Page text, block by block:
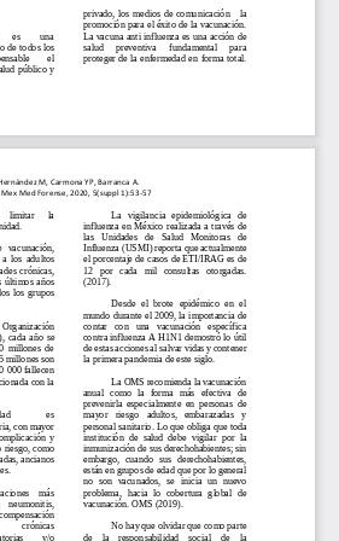
es
una
de todos los
el
lud público y
privado,  los  medios  de  comunicación      la
promoción para el éxito de la vacunación.
La vacuna anti influenza es una acción de
salud
preventiva fundamental
para
proteger de la enfermedad en  forma total.
M, Carmona YP, Barranca A.
Mex Med Forense, 2020, 5(suppl 1):53-57
limitar
la
vacunación,
a  los  adultos
crónicas,
últimos años
los  grupos
Organización
cada  año  se
millones  de
millones son
000 fallecen
con la
es
con mayor
y
riesgo, como
ancianos
más
neumonitis,
crónicas
y/o
La
vigilancia   epidemiológica   de
influenza en México realizada a través de
las   Unidades   de   Salud   Monitoras   de
Influenza (USMI) reporta que actualmente
el porcentaje de casos de ETI/IRAG es de
12   por   cada   mil   consultas   otorgadas.
(2017).
Desde  el  brote  epidémico  en  el
mundo durante el 2009, la importancia de
contar   con   una   vacunación   específica
contra influenza A H1N1 demostró lo útil
de estas acciones al salvar vidas y contener
la primera pandemia de este siglo.
La OMS recomienda la vacunación
anual   como   la   forma   más   efectiva   de
prevenirla  especialmente  en  personas  de
mayor   riesgo   adultos,   embarazadas   y
personal sanitario. Lo que obliga que toda
institución  de  salud  debe  vigilar  por  la
inmunización de sus derechohabientes; sin
embargo,  cuando  sus  derechohabientes,
están en grupos de edad que por lo general
no  son  vacunados,  se  inicia  un  nuevo
problema,  hacia  lo  cobertura  global  de
vacunación. OMS (2019).
No hay que olvidar que como parte
de    la    responsabilidad    social    de    la